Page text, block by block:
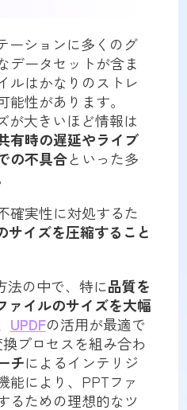
ーションに多くのグ
データセットが含ま
ルはかなりのストレ
性があります。
が大きいほど情報は
有時の遅延やライブ
の不具合といった多
確実性に対処するた
サイズを圧縮すること
法の中で、特に品質を
ァイルのサイズを大幅
UPDFの活用が最適で
プロセスを組み合わ
チによるインテリジ
能により、PPTファ
るための理想的なツ